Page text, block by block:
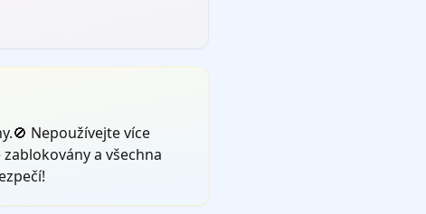
Nepoužívejte více
a všechna